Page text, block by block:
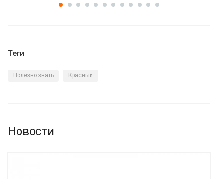
Теги
Полезно знать Красный
Новости